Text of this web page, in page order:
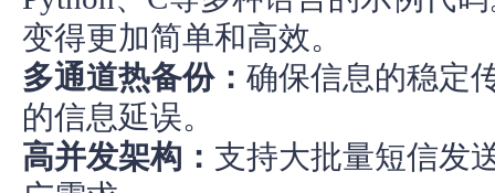
变得更加简单和高效。
多通道热备份： 确保信息的稳定
的信息延误。
高并发架构： 支持大批量短信发